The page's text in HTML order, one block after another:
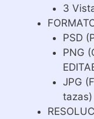
3
PSD
PNG
JPG
tazas)